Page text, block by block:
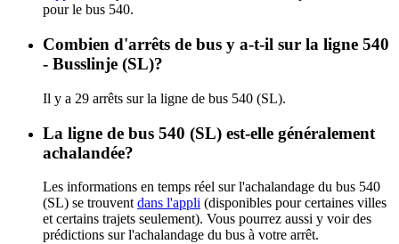
pour le bus 540.
Combien d'arrêts de bus y a-t-il sur la ligne 540
- Busslinje (SL)?
Il y a 29 arrêts sur la ligne de bus 540 (SL).
La ligne de bus 540 (SL) est-elle généralement
achalandée?
Les informations en temps réel sur l'achalandage du bus 540
(SL) se trouvent dans l'appli (disponibles pour certaines villes
et certains trajets seulement). Vous pourrez aussi y voir des
prédictions sur l'achalandage du bus à votre arrêt.